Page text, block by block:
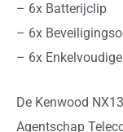
– 6x Batterijclip
– 6x
– 6x
De Kenwood
Agentschap